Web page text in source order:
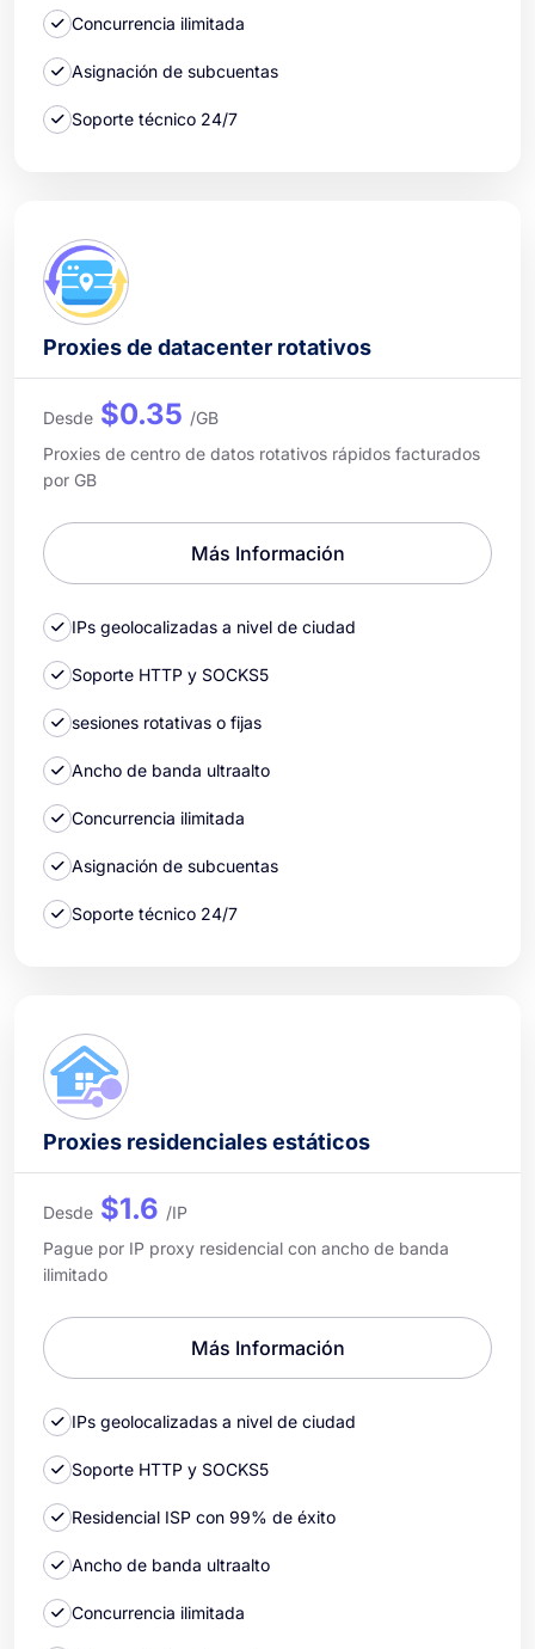
Concurrencia ilimitada
Asignación de subcuentas
Soporte técnico 24/7
Proxies de datacenter rotativos
Desde $0.35 /GB
Proxies de centro de datos rotativos rápidos facturados
por GB
Más Información
IPs geolocalizadas a nivel de ciudad
Soporte HTTP y SOCKS5
sesiones rotativas o fijas
Ancho de banda ultraalto
Concurrencia ilimitada
Asignación de subcuentas
Soporte técnico 24/7
Proxies residenciales estáticos
Desde $1.6 /IP
Pague por IP proxy residencial con ancho de banda
ilimitado
Más Información
IPs geolocalizadas a nivel de ciudad
Soporte HTTP y SOCKS5
Residencial ISP con 99% de éxito
Ancho de banda ultraalto
Concurrencia ilimitada